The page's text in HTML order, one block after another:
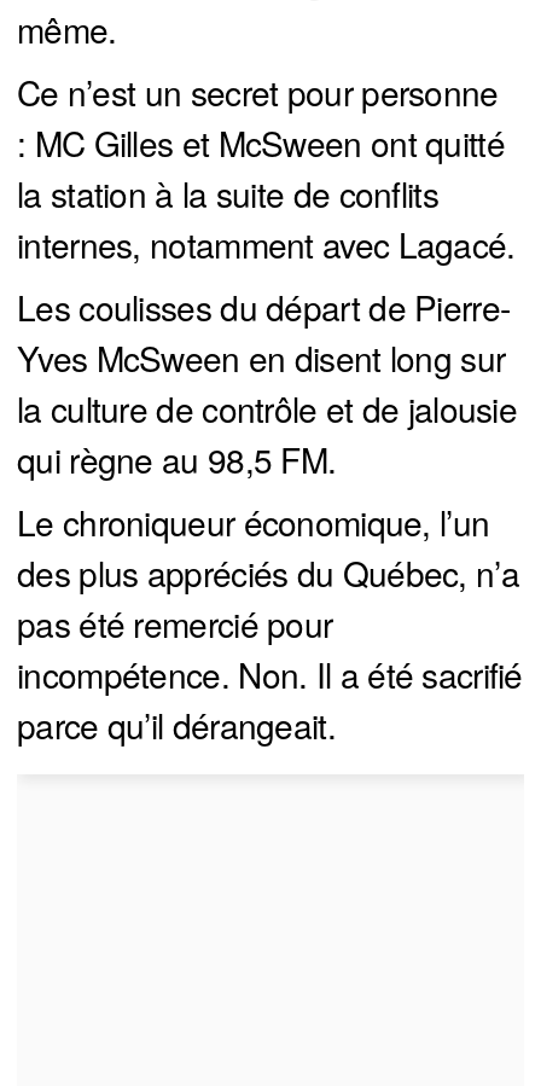
même.
Ce n’est un secret pour personne
: MC Gilles et McSween ont quitté
la station à la suite de conflits
internes, notamment avec Lagacé.
Les coulisses du départ de Pierre-
Yves McSween en disent long sur
la culture de contrôle et de jalousie
qui règne au 98,5 FM.
Le chroniqueur économique, l’un
des plus appréciés du Québec, n’a
pas été remercié pour
incompétence. Non. Il a été sacrifié
parce qu’il dérangeait.